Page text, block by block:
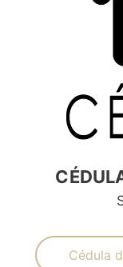
Cédula